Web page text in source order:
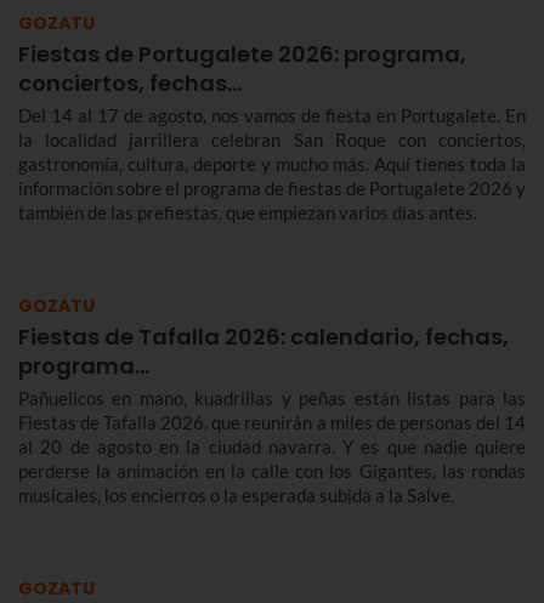
GOZATU
Fiestas de Portugalete 2026: programa,
conciertos, fechas…
Del 14 al 17 de agosto, nos vamos de fiesta en Portugalete. En
la localidad jarrillera celebran San Roque con conciertos,
gastronomía, cultura, deporte y mucho más. Aquí tienes toda la
información sobre el programa de fiestas de Portugalete 2026 y
también de las prefiestas, que empiezan varios días antes.
GOZATU
Fiestas de Tafalla 2026: calendario, fechas,
programa…
Pañuelicos en mano, kuadrillas y peñas están listas para las
Fiestas de Tafalla 2026, que reunirán a miles de personas del 14
al 20 de agosto en la ciudad navarra. Y es que nadie quiere
perderse la animación en la calle con los Gigantes, las rondas
musicales, los encierros o la esperada subida a la Salve.
GOZATU